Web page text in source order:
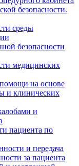
безопасности.
среды
безопасности
медицинских
на основе
и клинических
и
пациента по
и передача
за пациента